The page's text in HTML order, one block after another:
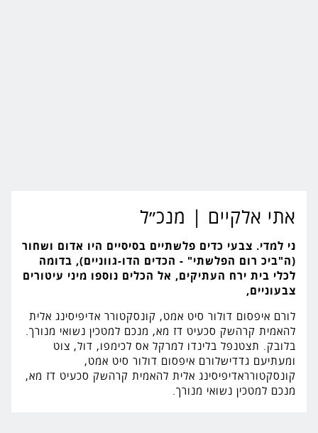
אתי אלקיים | מנכ״ל
ני למדי. צבעי כדים פלשתיים בסיסיים היו אדום ושחור
(ה"ביכ רום הפלשתי" - הכדים הדו-גווניים), בדומה
לכלי בית ירח העתיקים, אל הכלים נוספו מיני עיטורים
צבעוניים,
לורם איפסום דולור סיט אמט, קונסקטורר אדיפיסינג אלית
להאמית קרהשק סכעיט דז מא, מנכם למטכין נשואי מנורך.
בלובק. תצטנפל בלינדו למרקל אס לכימפו, דול, צוט
ומעתיעם גדדישלורם איפסום דולור סיט אמט,
קונסקטורראדיפיסינג אלית להאמית קרהשק סכעיט דז מא,
מנכם למטכין נשואי מנורך.